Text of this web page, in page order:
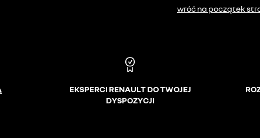
wróć na początek
EKSPERCI RENAULT DO TWOJEJ
DYSPOZYCJI